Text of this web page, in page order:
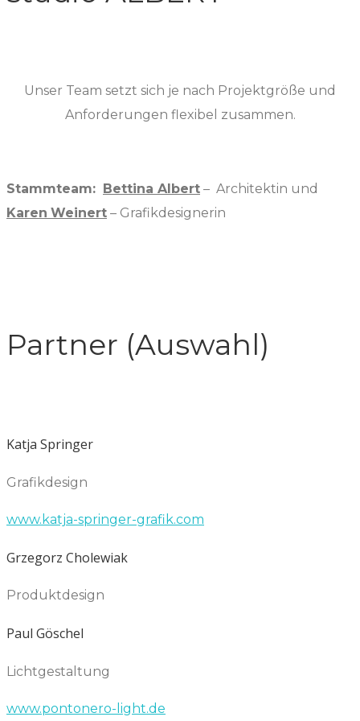
Unser Team setzt sich je nach Projektgröße und
Anforderungen flexibel zusammen.
Stammteam: Bettina Albert – Architektin und
Karen Weinert – Grafikdesignerin
Partner (Auswahl)
Katja Springer
Grafikdesign
www.katja-springer-grafik.com
Grzegorz Cholewiak
Produktdesign
Paul Göschel
Lichtgestaltung
www.pontonero-light.de